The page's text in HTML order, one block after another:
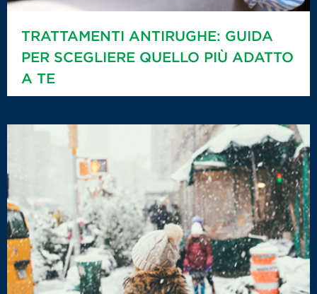
TRATTAMENTI ANTIRUGHE: GUIDA
PER SCEGLIERE QUELLO PIÙ ADATTO
A TE